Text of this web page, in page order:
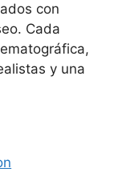
con
Cada
y una